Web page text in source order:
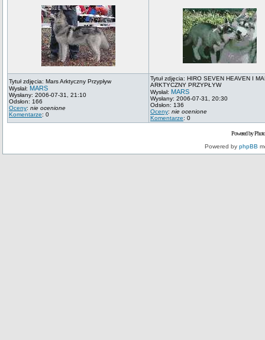
Tytuł zdjęcia: Mars Arktyczny Przypływ
Wysłał: MARS
Wysłany: 2006-07-31, 21:10
Odsłon: 166
Oceny: nie ocenione
Komentarze: 0
Tytuł zdjęcia: HIRO SEVEN HEAVEN I
ARKTYCZNY PRZYPŁYW
Wysłał: MARS
Wysłany: 2006-07-31, 20:30
Odsłon: 136
Oceny: nie ocenione
Komentarze: 0
Powered by
Powered by phpBB